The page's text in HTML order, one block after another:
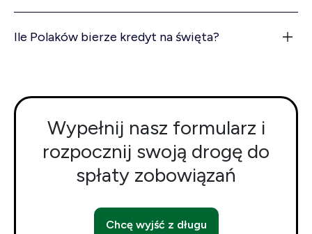
Ile Polaków bierze kredyt na święta?
Wypełnij nasz formularz i
rozpocznij swoją drogę do
spłaty zobowiązań
Chcę wyjść z długu